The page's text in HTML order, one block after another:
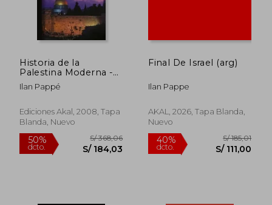
Historia de la
Palestina Moderna -
un Territorio, dos
Pueblos
Ilan Pappé
Ediciones Akal, 2008, Tapa
Blanda, Nuevo
Final De Israel (arg)
Ilan Pappe
AKAL, 2026, Tapa Blanda,
Nuevo